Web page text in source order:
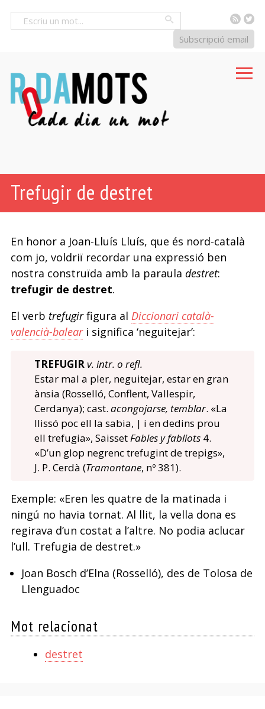
RSS
Subscripció email
Trefugir de destret
En honor a Joan-Lluís Lluís, que és nord-català
com jo, voldriï recordar una expressió ben
nostra construïda amb la paraula destret:
trefugir de destret.
El verb trefugirfigura al Diccionari català-
valencià-baleari significa ‘neguitejar’:
TREFUGIRv. intr. o refl.
Estar mal a pler, neguitejar, estar en gran
ànsia (Rosselló, Conflent, Vallespir,
Cerdanya); cast. acongojarse, temblar. «La
llissó poc ell la sabia, | i en dedins prou
ell trefugia», SaissetFables y fabliots4.
«D’un glop negrenc trefugint de trepigs»,
J. P. Cerdà (Tramontane, nº 381).
Exemple: «Eren les quatre de la matinada i
ningú no havia tornat. Al llit, la vella dona es
regirava d’un costat a l’altre. No podia aclucar
l’ull. Trefugia de destret.»
Joan Bosch d’Elna (Rosselló), des de Tolosa de
Llenguadoc
Mot relacionat
destret